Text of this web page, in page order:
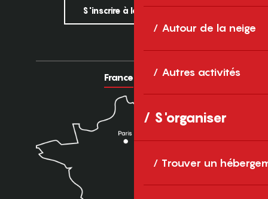
Autour de la neige
Autres activités
S'organiser
Trouver un
S'inscrire à la newsletter
France Europe